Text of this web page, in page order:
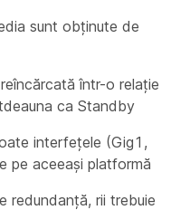
sunt obținute de
într-o relație
ca Standby
interfețele (Gig1,
pe aceeași platformă
redundanță, rii trebuie